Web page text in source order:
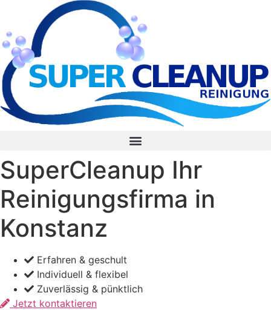
SuperCleanup Ihr
Reinigungsfirma in
Konstanz
Erfahren & geschult
Individuell & flexibel
Zuverlässig & pünktlich
Jetzt kontaktieren